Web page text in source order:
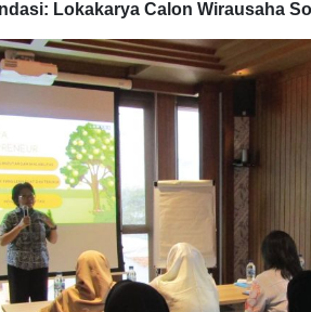
Lokakarya Calon Wirausaha